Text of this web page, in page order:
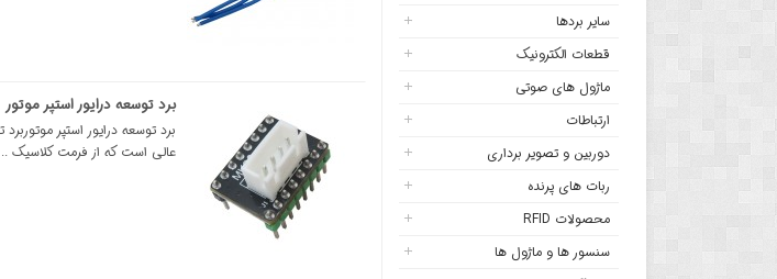
سایر بردها
قطعات الکترونیک
ماژول های صوتی
ارتباطات
دوربین و تصویر برداری
ربات های پرنده
محصولات RFID
سنسور ها و ماژول ها
برد توسعه درایور استپر موتور
عالی است که از فرمت کلاسیک ..